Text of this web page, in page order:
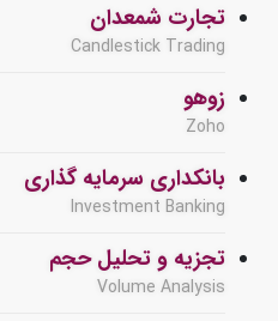
تجارت شمعدان
Candlestick Trading
زوهو
Zoho
بانکداری سرمایه گذاری
Investment Banking
تجزیه و تحلیل حجم
Volume Analysis